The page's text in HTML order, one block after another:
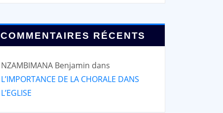
COMMENTAIRES RÉCENTS
NZAMBIMANA Benjamin dans
L’IMPORTANCE DE LA CHORALE DANS
L’EGLISE